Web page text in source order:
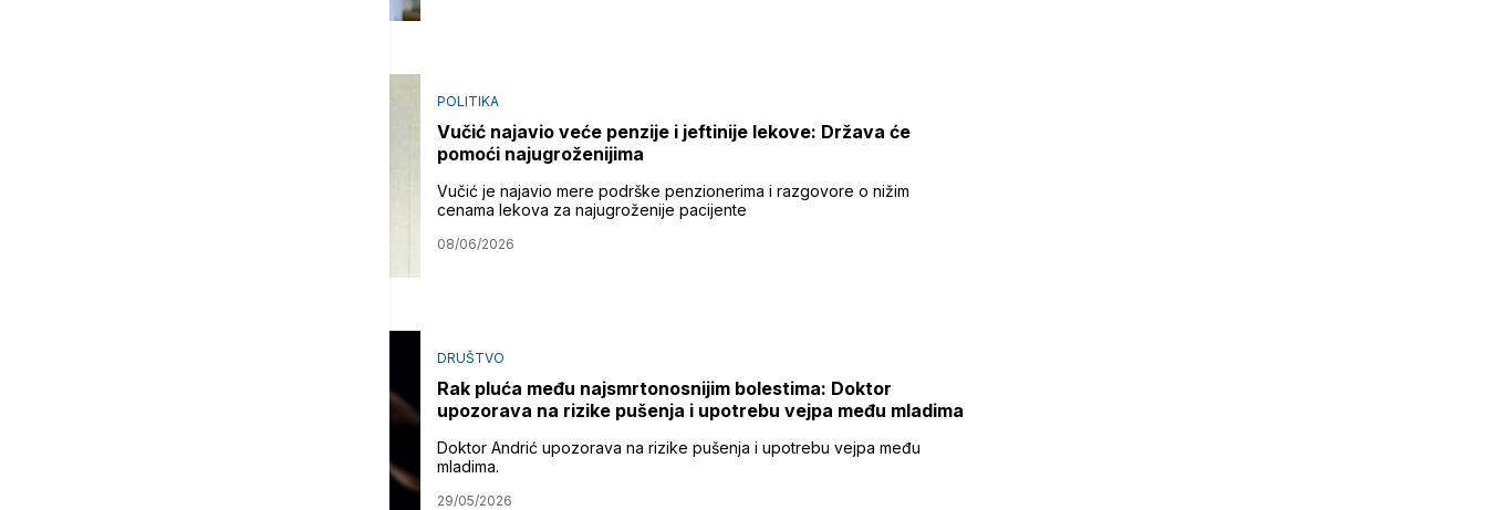
POLITIKA
Vučić najavio veće penzije i jeftinije lekove: Država će
pomoći najugroženijima
Vučić je najavio mere podrške penzionerima i razgovore o nižim
cenama lekova za najugroženije pacijente
08/06/2026
DRUŠTVO
Rak pluća među najsmrtonosnijim bolestima: Doktor
upozorava na rizike pušenja i upotrebu vejpa među mladima
Doktor Andrić upozorava na rizike pušenja i upotrebu vejpa među
mladima.
29/05/2026